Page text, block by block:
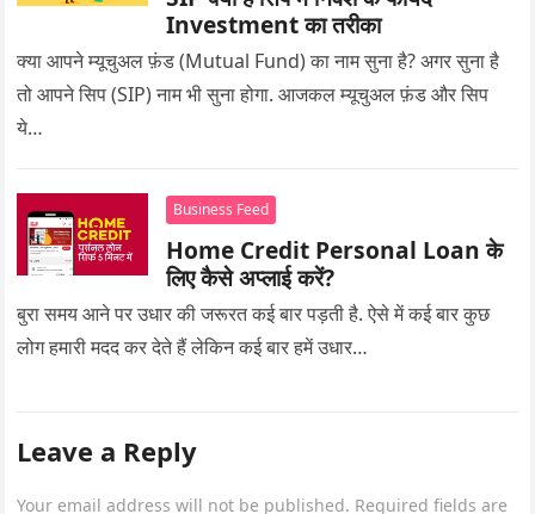
Investment का तरीका
क्या आपने म्यूचुअल फ़ंड (Mutual Fund) का नाम सुना है? अगर सुना है
तो आपने सिप (SIP) नाम भी सुना होगा. आजकल म्यूचुअल फ़ंड और सिप
ये…
Business Feed
Home Credit Personal Loan के
लिए कैसे अप्लाई करें?
बुरा समय आने पर उधार की जरूरत कई बार पड़ती है. ऐसे में कई बार कुछ
लोग हमारी मदद कर देते हैं लेकिन कई बार हमें उधार…
Leave a Reply
Your email address will not be published. Required fields are